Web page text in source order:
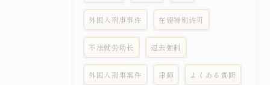
外国人刑事事件 在留特别许可
不法就劳助长 退去强制
外国人刑事案件 律师 よくある質問